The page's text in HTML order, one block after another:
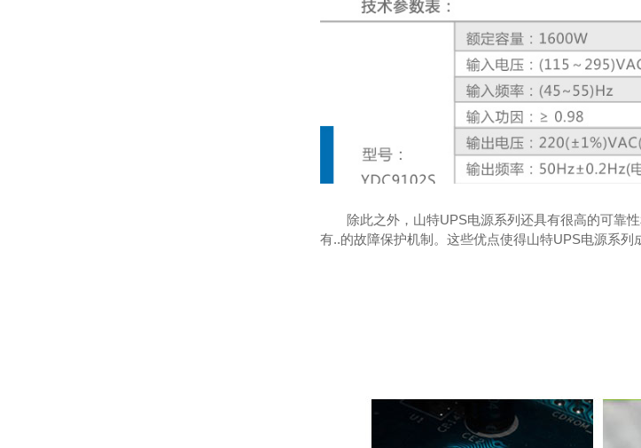
除此之外，山特UPS电源系列还具有很高的可靠
有..的故障保护机制。这些优点使得山特UPS电源系列